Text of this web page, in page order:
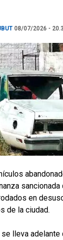
08/07/2026 -
sancionada
en
de la ciudad.
lleva adelante